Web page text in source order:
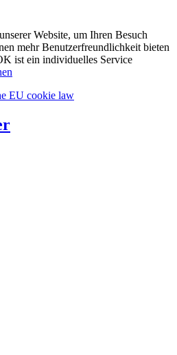
Website, um Ihren Besuch
mehr Benutzerfreundlichkeit bieten
ist ein individuelles Service
EU cookie law